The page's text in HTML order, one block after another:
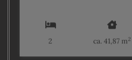
2 ca. 41,87 m 2